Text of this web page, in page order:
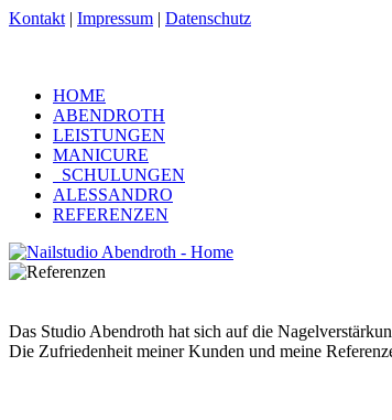
Kontakt | Impressum | Datenschutz
HOME
ABENDROTH
LEISTUNGEN
MANICURE
SCHULUNGEN
ALESSANDRO
REFERENZEN
Das Studio Abendroth hat sich auf die
Die Zufriedenheit meiner Kunden und meine